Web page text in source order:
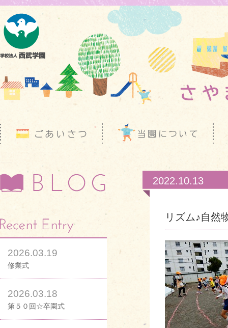
2026.03.19
修業式
2026.03.18
第５０回☆卒園式
2022.10.13
リズム♪自然